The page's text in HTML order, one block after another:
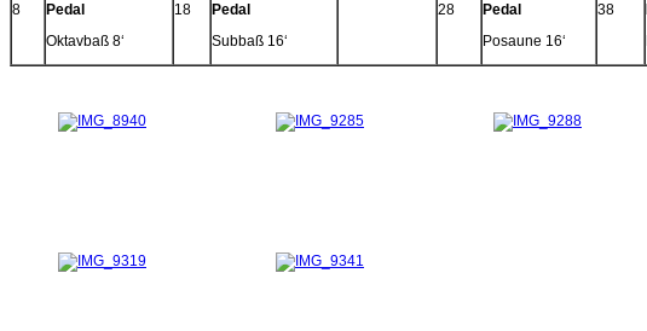
8
Pedal
Oktavbaß 8‘
18
Pedal
Subbaß 16‘
28
Pedal
Posaune 16‘
38